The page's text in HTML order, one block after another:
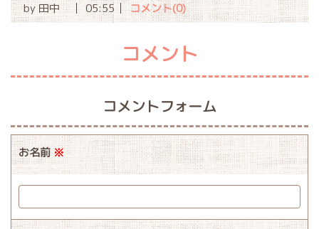
by田中 05:55 コメント(0)
コメント
コメントフォーム
お名前※